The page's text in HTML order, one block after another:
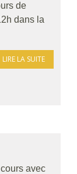
de
dans la
LIRE LA SUITE
avec